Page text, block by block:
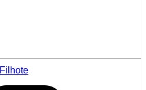
Filhote